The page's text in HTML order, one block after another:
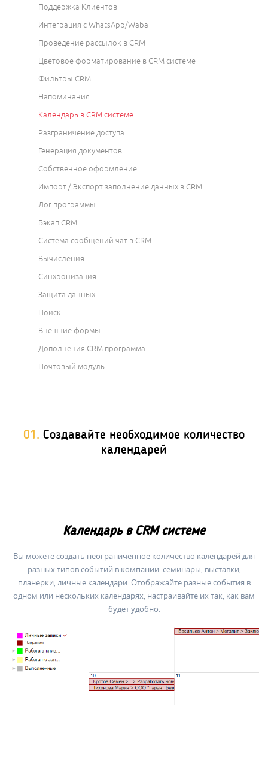
Поддержка Клиентов
Интеграция с WhatsApp/Waba
Проведение рассылок в CRM
Цветовое форматирование в CRM системе
Фильтры CRM
Напоминания
Календарь в CRM системе
Разграничение доступа
Генерация документов
Собственное оформление
Импорт / Экспорт заполнение данных в CRM
Лог программы
Бэкап CRM
Система сообщений чат в CRM
Вычисления
Синхронизация
Защита данных
Поиск
Внешние формы
Дополнения CRM программа
Почтовый модуль
01. Создавайте необходимое количество
календарей
Календарь в CRM системе
Вы можете создать неограниченное количество календарей для
разных типов событий в компании: семинары, выставки,
планерки, личные календари. Отображайте разные события в
одном или нескольких календарях, настраивайте их так, как вам
будет удобно.